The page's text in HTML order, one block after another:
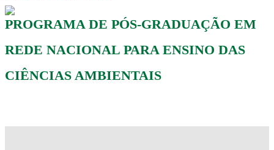
PROGRAMA DE PÓS-GRADUAÇÃO EM
REDE NACIONAL PARA ENSINO DAS
CIÊNCIAS AMBIENTAIS